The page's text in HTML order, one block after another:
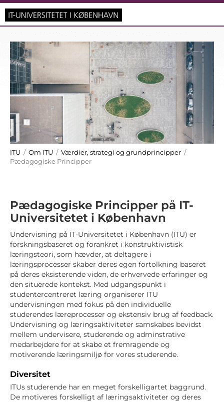
ITU / Om ITU / Værdier, strategi og grundprincipper /
Pædagogiske Principper
Pædagogiske Principper på IT-
Universitetet i København
Undervisning på IT-Universitetet i København (ITU) er
forskningsbaseret og forankret i konstruktivistisk
læringsteori, som hævder, at deltagere i
læringsprocesser skaber deres egen fortolkning baseret
på deres eksisterende viden, de erhvervede erfaringer og
den situerede kontekst. Med udgangspunkt i
studentercentreret læring organiserer ITU
undervisningen med fokus på den individuelle
studerendes læreprocesser og ekstensiv brug af feedback.
Undervisning og læringsaktiviteter samskabes bevidst
mellem undervisere, studerende og adminstrative
medarbejdere for at skabe et fremragende og
motiverende læringsmiljø for vores studerende.
Diversitet
ITUs studerende har en meget forskelligartet baggrund.
De motiveres forskelligt af læringsaktiviteter og deres